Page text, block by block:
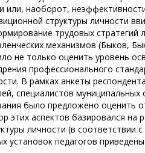
или, наоборот,
структуры личности
трудовых
механизмов (Быков,
не только оценить уровень
профессионального
В рамках анкеты
специалистов
было предложено оценить
этих аспектов базировался на
личности (в соответствии
установок педагогов